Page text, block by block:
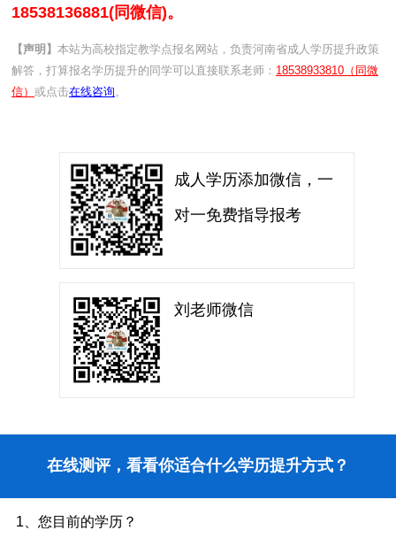
18538136881(同微信)。
【声明】 本站为高校指定教学点报名网站，负责河南省成人学历提升政策
解答，打算报名学历提升的同学可以直接联系老师： 18538933810（同微
信） 或点击在线咨询 。
成人学历添加微信，一
对一免费指导报考
刘老师微信
在线测评，看看你适合什么学历提升方式？
1、您目前的学历？